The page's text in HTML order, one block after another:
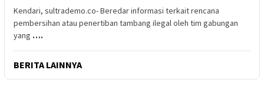
Kendari, sultrademo.co- Beredar informasi terkait rencana
pembersihan atau penertiban tambang ilegal oleh tim gabungan
yang ….
BERITA LAINNYA